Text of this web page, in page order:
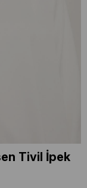
Tivil İpek